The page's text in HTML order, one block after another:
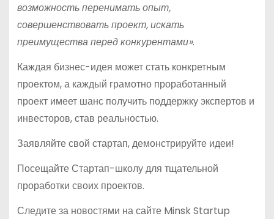
возможность перенимать опыт,
совершенствовать проект, искать
преимущества перед конкурентами».
Каждая бизнес-идея может стать конкретным
проектом, а каждый грамотно проработанный
проект имеет шанс получить поддержку экспертов и
инвесторов, став реальностью.
Заявляйте свой стартап, демонстрируйте идеи!
Посещайте Стартап-школу для тщательной
проработки своих проектов.
Следите за новостями на сайте Minsk Startup